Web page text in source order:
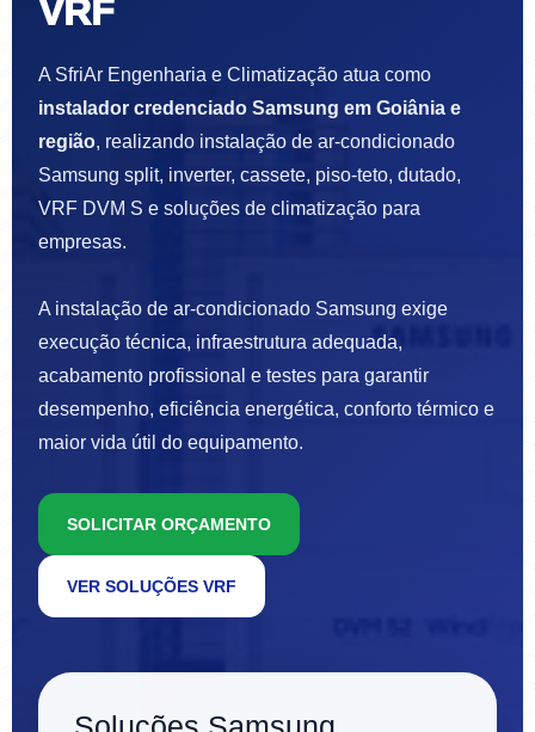
VRF
A SfriAr Engenharia e Climatização atua como
instalador credenciado Samsung em Goiânia e
região, realizando instalação de ar-condicionado
Samsung split, inverter, cassete, piso-teto, dutado,
VRF DVM S e soluções de climatização para
empresas.
A instalação de ar-condicionado Samsung exige
execução técnica, infraestrutura adequada,
acabamento profissional e testes para garantir
desempenho, eficiência energética, conforto térmico e
maior vida útil do equipamento.
SOLICITAR ORÇAMENTO
VER SOLUÇÕES VRF